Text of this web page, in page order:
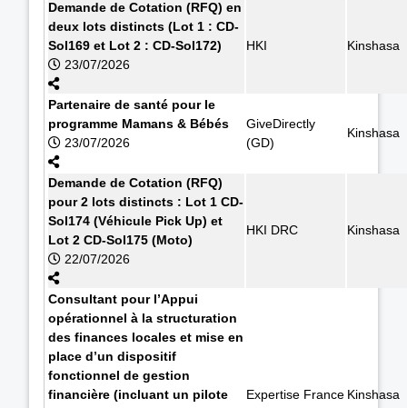
Demande de Cotation (RFQ) en
deux lots distincts (Lot 1 : CD-
Sol169 et Lot 2 : CD-Sol172)
23/07/2026
HKI Kinshasa
Partenaire de santé pour le
programme Mamans & Bébés
23/07/2026
GiveDirectly
(GD)
Kinshasa
Demande de Cotation (RFQ)
pour 2 lots distincts : Lot 1 CD-
Sol174 (Véhicule Pick Up) et
Lot 2 CD-Sol175 (Moto)
22/07/2026
HKI DRC Kinshasa
Consultant pour l’Appui
opérationnel à la structuration
des finances locales et mise en
place d’un dispositif
fonctionnel de gestion
financière (incluant un pilote
Expertise France Kinshasa